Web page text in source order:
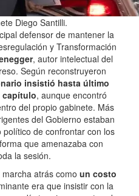
Diego Santilli.
defensor de mantener la
y Transformación
, autor intelectual del
Según reconstruyeron
insistió hasta último
capítulo, aunque encontró
del propio gabinete. Más
del Gobierno estaban
de confrontar con los
que amenazaba con
la sesión.
atrás como un costo
era que insistir con la